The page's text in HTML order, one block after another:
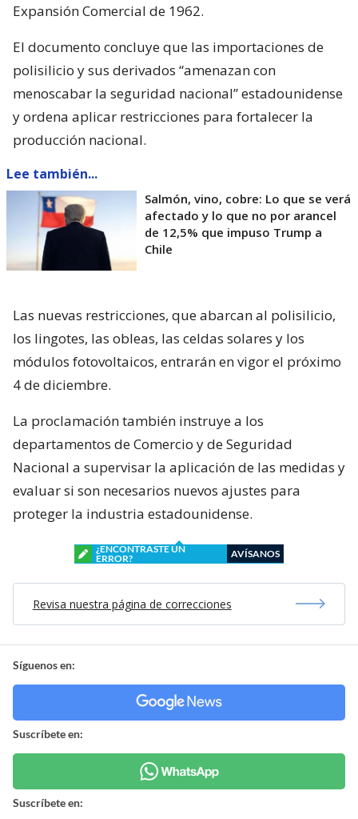
Expansión Comercial de 1962.
El documento concluye que las importaciones de
polisilicio y sus derivados “amenazan con
menoscabar la seguridad nacional” estadounidense
y ordena aplicar restricciones para fortalecer la
producción nacional.
Lee también...
Salmón, vino, cobre: Lo que se verá
afectado y lo que no por arancel
de 12,5% que impuso Trump a
Chile
Las nuevas restricciones, que abarcan al polisilicio,
los lingotes, las obleas, las celdas solares y los
módulos fotovoltaicos, entrarán en vigor el próximo
4 de diciembre.
La proclamación también instruye a los
departamentos de Comercio y de Seguridad
Nacional a supervisar la aplicación de las medidas y
evaluar si son necesarios nuevos ajustes para
proteger la industria estadounidense.
¿ENCONTRASTE UN
ERROR?
AVÍSANOS
Revisa nuestra página de correcciones
Síguenos en:
Suscríbete en:
Suscríbete en: